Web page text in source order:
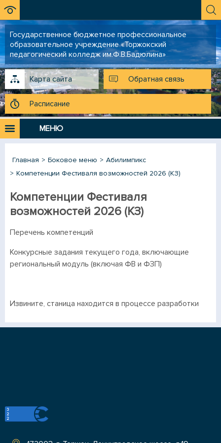
Государственное бюджетное профессиональное
образовательное учреждение «Торжокский
педагогический колледж им.Ф.В.Бадюлина»
Карта сайта Обратная связь
Расписание
МЕНЮ
Главная Боковое меню
Абилимпикс
Компетенции Фестиваля возможностей 2026 (КЗ)
Компетенции Фестиваля
возможностей 2026 (КЗ)
Перечень компетенций
Конкурсные задания текущего года, включающие
региональный модуль (включая ФВ и ФЗП)
Извините, станица находится в процессе разработки